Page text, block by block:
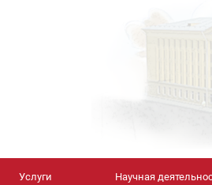
Услуги Научная